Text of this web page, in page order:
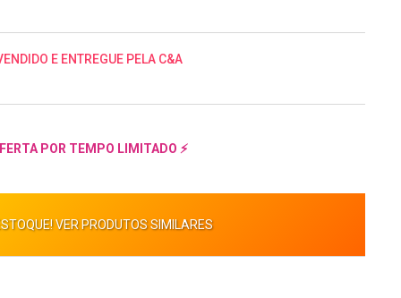
E ENTREGUE PELA C&A
POR TEMPO LIMITADO ⚡
VER PRODUTOS SIMILARES